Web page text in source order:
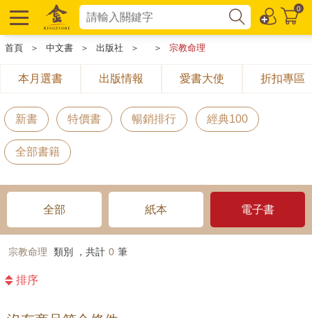
0
首頁 ＞ 中文書 ＞ 出版社 ＞ ＞ 宗教命理
本月選書 出版情報 愛書大使 折扣專區
新書 特價書 暢銷排行 經典100
全部書籍
全部 紙本 電子書
宗教命理 類別 ，共計 0 筆
排序